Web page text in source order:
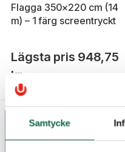
Samtycke
Flagga 350x220 cm (14
m) – 1 färg screentryckt
Lägsta pris 948,75
kr